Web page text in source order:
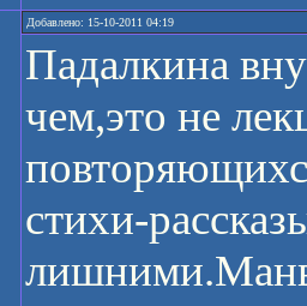
Добавлено: 15-10-2011 04:19
Падалкина
чем,это не
стихи-